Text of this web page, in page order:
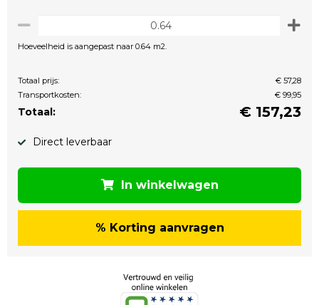
Hoeveelheid is aangepast naar 0.64 m2.
Totaal prijs:
€ 57,28
Transportkosten:
€ 99,95
Totaal: € 157,23
Direct leverbaar
In winkelwagen
% Korting aanvragen